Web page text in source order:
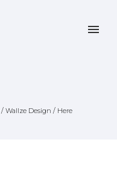
/ Wallze Design / Here